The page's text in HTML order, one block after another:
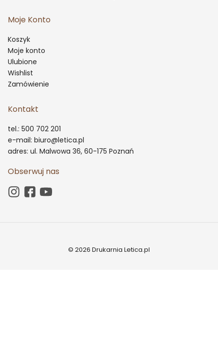
Moje Konto
Koszyk
Moje konto
Ulubione
Wishlist
Zamówienie
Kontakt
tel.: 500 702 201
e-mail: biuro@letica.pl
adres: ul. Malwowa 36, 60-175 Poznań
Obserwuj nas
© 2026 Drukarnia Letica.pl